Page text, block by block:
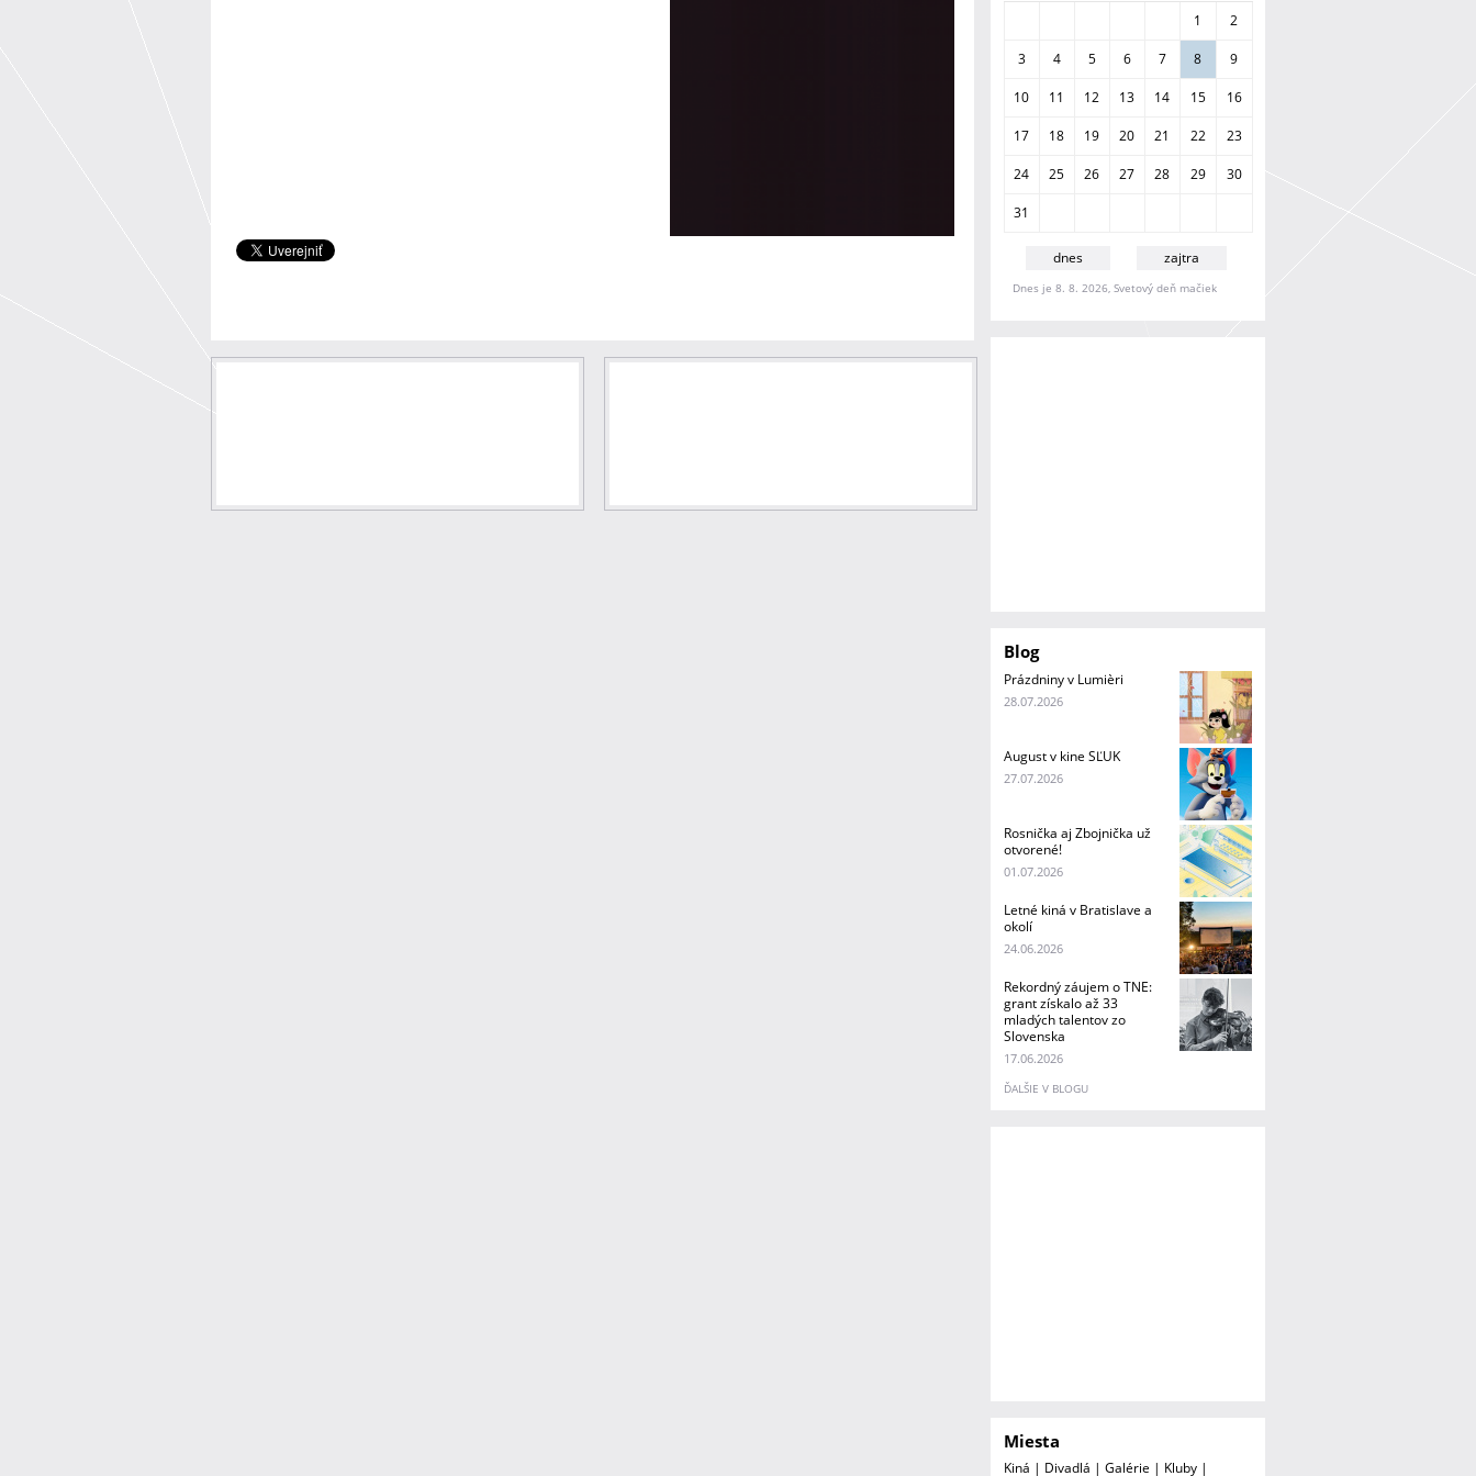
1 2
3 4 5 6 7 8 9
10 11 12 13 14 15 16
17 18 19 20 21 22 23
24 25 26 27 28 29 30
31
dnes zajtra
Dnes je 8. 8. 2026, Svetový deň mačiek
Blog
Prázdniny v Lumièri
28.07.2026
August v kine SĽUK
27.07.2026
Rosnička aj Zbojnička už
otvorené!
01.07.2026
Letné kiná v Bratislave a
okolí
24.06.2026
Rekordný záujem o TNE:
grant získalo až 33
mladých talentov zo
Slovenska
17.06.2026
ĎALŠIE V BLOGU
Miesta
Kiná | Divadlá | Galérie | Kluby |